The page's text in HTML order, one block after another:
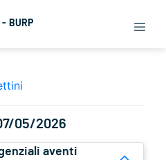
- BURP
05/2026
aventi